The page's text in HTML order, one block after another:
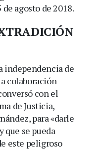
agosto de 2018.
independencia de
colaboración
con el
de Justicia,
para «darle
se pueda
este peligroso